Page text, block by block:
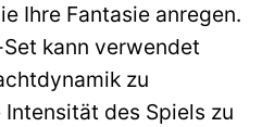
Ihre Fantasie anregen.
kann verwendet
zu
des Spiels zu